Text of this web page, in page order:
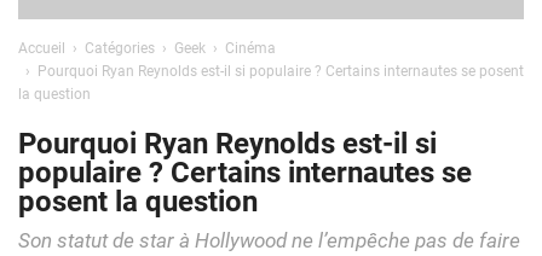
Accueil Catégories Geek
Cinéma
Pourquoi Ryan Reynolds est-il si populaire ? Certains internautes se posent
la question
Pourquoi Ryan Reynolds est-il si
populaire ? Certains internautes se
posent la question
Son statut de star à Hollywood ne l’empêche pas de faire